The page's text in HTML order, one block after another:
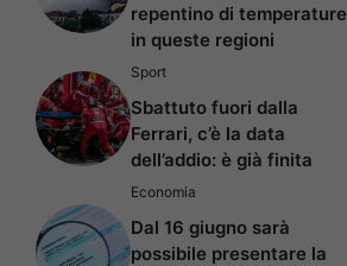
repentino di temperature
in queste regioni
Sport
Sbattuto fuori dalla
Ferrari, c’è la data
dell’addio: è già finita
Economia
Dal 16 giugno sarà
possibile presentare la